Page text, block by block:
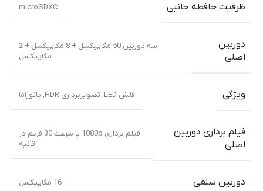
ظرفیت حافظه جانبی microSDXC
دوربین
اصلی
سه دوربین 50 مگاپیکسل + 8 مگاپیکسل + 2
مگاپیکسل
ویژگی فلش LED, تصویربرداری HDR, پانوراما
فیلم برداری دوربین
اصلی
فیلم برداری 1080p با سرعت 30 فریم در
ثانیه
دوربین سلفی 16 مگاپیکسل